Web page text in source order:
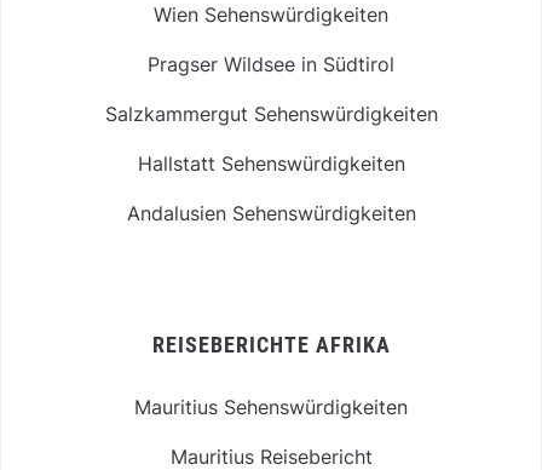
Wien Sehenswürdigkeiten
Pragser Wildsee in Südtirol
Salzkammergut Sehenswürdigkeiten
Hallstatt Sehenswürdigkeiten
Andalusien Sehenswürdigkeiten
REISEBERICHTE AFRIKA
Mauritius Sehenswürdigkeiten
Mauritius Reisebericht